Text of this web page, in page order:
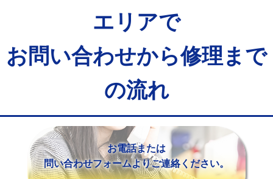
コンクリート斫り（厚さ10㎝超え） 38,500円
モルタル補修（厚さ10㎝超え） 38,500円
※給水管工事は20mmまでの価格です。
エリアで
お問い合わせから修理まで
の流れ
お電話または
問い合わせフォームよりご連絡ください。